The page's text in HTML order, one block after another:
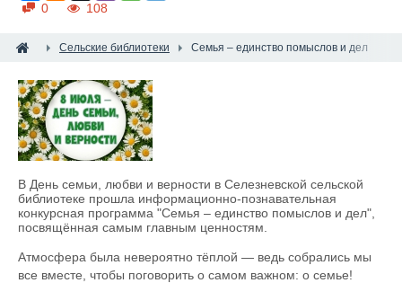
0 108
Сельские библиотеки Семья – единство помыслов и дел
В День семьи, любви и верности в Селезневской сельской
библиотеке прошла информационно-познавательная
конкурсная программа "Семья – единство помыслов и дел",
посвящённая самым главным ценностям.
Атмосфера была невероятно тёплой — ведь собрались мы
все вместе, чтобы поговорить о самом важном: о семье!